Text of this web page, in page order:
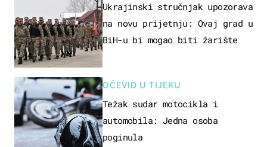
Ukrajinski stručnjak upozorava
na novu prijetnju: Ovaj grad u
BiH-u bi mogao biti žarište
OČEVID U TIJEKU
Težak sudar motocikla i
automobila: Jedna osoba
poginula